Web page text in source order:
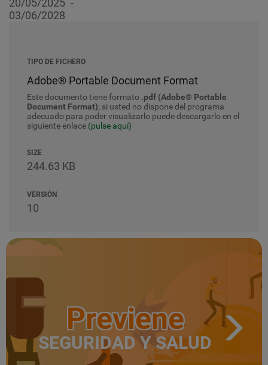
20/05/2025
03/06/2028
TIPO DE FICHERO
Adobe® Portable Document Format
Este documento tiene formato .pdf (Adobe® Portable
Document Format); si usted no dispone del programa
adecuado para poder visualizarlo puede descargarlo en el
siguiente enlace (pulse aquí)
SIZE
244.63 KB
VERSIÓN
10
Previene
SEGURIDAD Y SALUD